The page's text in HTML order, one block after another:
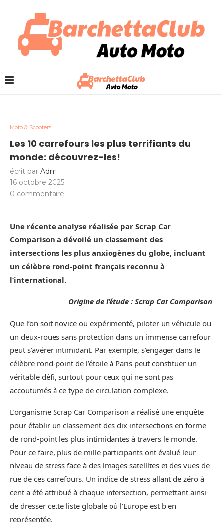
Moto & Scooters
Les 10 carrefours les plus terrifiants du
monde: découvrez-les!
écrit par Adm
16 octobre 2025
0 commentaire
Une récente analyse réalisée par Scrap Car
Comparison a dévoilé un classement des
intersections les plus anxiogènes du globe, incluant
un célèbre rond-point français reconnu à
l’international.
Origine de l’étude : Scrap Car Comparison
Que l’on soit novice ou expérimenté, piloter un véhicule ou
un deux-roues sans protection dans un immense carrefour
peut s’avérer intimidant. Par exemple, s’engager dans le
célèbre rond-point de l’étoile à Paris peut constituer un
véritable défi, surtout pour ceux qui ne sont pas
accoutumés à ce type de circulation complexe.
L’organisme Scrap Car Comparison a réalisé une enquête
pour établir un classement des dix intersections en forme
de rond-point les plus intimidantes à travers le monde.
Pour ce faire, plus de mille participants ont évalué leur
niveau de stress face à des images satellites et des vues de
rue de ces carrefours. Un indice de stress allant de zéro à
cent a été attribué à chaque intersection, permettant ainsi
de dresser cette liste globale où l’Europe est bien
représentée.